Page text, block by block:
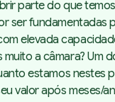
parte do que
ser
elevada
a câmara?
estamos
valor após